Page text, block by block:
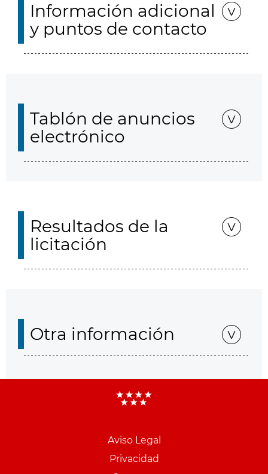
Información adicional
y puntos de contacto
Tablón de anuncios
electrónico
Resultados de la
licitación
Otra información
Aviso Legal
Privacidad